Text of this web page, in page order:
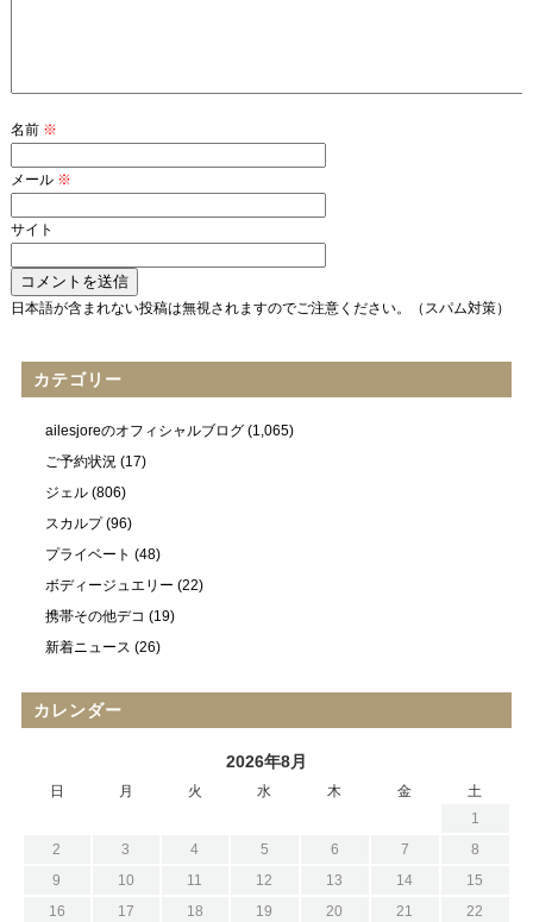
名前 ※
メール ※
サイト
日本語が含まれない投稿は無視されますのでご注意ください。（スパム対策）
カテゴリー
ailesjoreのオフィシャルブログ(1,065)
ご予約状況(17)
ジェル(806)
スカルプ(96)
プライベート (48)
ボディージュエリー (22)
携帯その他デコ (19)
新着ニュース (26)
カレンダー
2026年8月
日 月 火 水 木 金
土
1
2
3 4 5 6 7
8
9
10 11 12 13 14
15
16
17 18 19 20 21 22